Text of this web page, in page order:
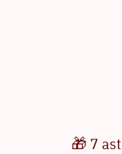
🎁 7